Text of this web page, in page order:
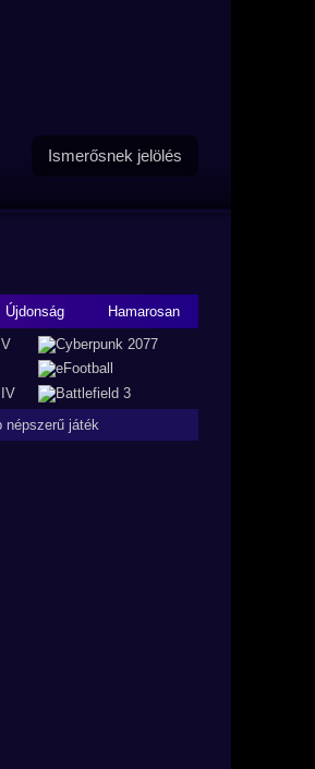
Ismerősnek jelölés
Újdonság Hamarosan
népszerű játék